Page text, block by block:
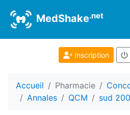
MedShake.net
Inscription
Accueil Pharmacie
Annales
QCM sud